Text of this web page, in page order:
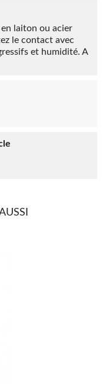
en laiton ou acier
le contact avec
et humidité. A